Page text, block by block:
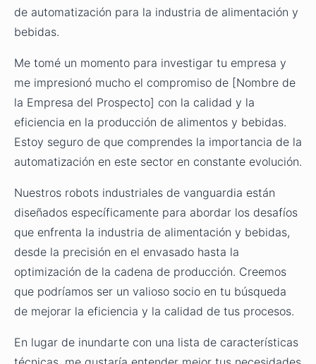
de automatización para la industria de alimentación y
bebidas.
Me tomé un momento para investigar tu empresa y
me impresionó mucho el compromiso de [Nombre de
la Empresa del Prospecto] con la calidad y la
eficiencia en la producción de alimentos y bebidas.
Estoy seguro de que comprendes la importancia de la
automatización en este sector en constante evolución.
Nuestros robots industriales de vanguardia están
diseñados específicamente para abordar los desafíos
que enfrenta la industria de alimentación y bebidas,
desde la precisión en el envasado hasta la
optimización de la cadena de producción. Creemos
que podríamos ser un valioso socio en tu búsqueda
de mejorar la eficiencia y la calidad de tus procesos.
En lugar de inundarte con una lista de características